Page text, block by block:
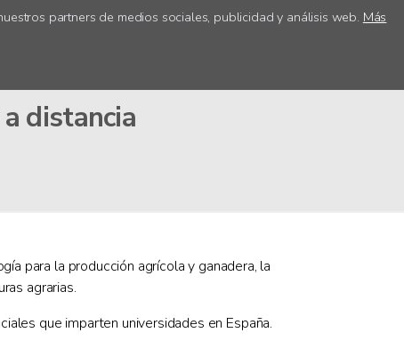
partners de medios sociales, publicidad y análisis web. Más
Acceso centros
distancia
para la producción agrícola y ganadera, la
agrarias.
que imparten universidades en España.